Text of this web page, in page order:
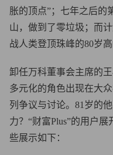
胀的顶点”；七年之后的
山，做到了零垃圾；而
战人类登顶珠峰的80岁高
卸任万科董事会主席的
多元化的角色出现在大
列争议与讨论。81岁的
力？“财富Plus”的用户
些展示如下：